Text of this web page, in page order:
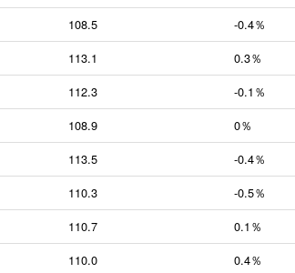
108.5
-0.4％
113.1
0.3％
112.3
-0.1％
108.9
0％
113.5
-0.4％
110.3
-0.5％
110.7
0.1％
110.0
0.4％